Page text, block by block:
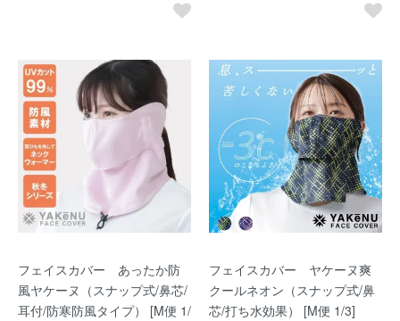
フェイスカバー あったか防
風ヤケーヌ（スナップ式/鼻芯/
耳付/防寒防風タイプ） [M便 1/
フェイスカバー ヤケーヌ爽
クールネオン（スナップ式/鼻
芯/打ち水効果） [M便 1/3]